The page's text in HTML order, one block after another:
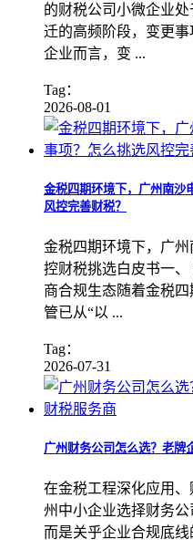
的财税公司小微企业
迁的高频阶段，变更
企业而言，变 ...
Tag：
2026-08-01
金税四期环境下，广州南沙
风控完善财税？
金税四期环境下，广
控财税挑选白皮书一
商合规生态随着金税
管已从“以 ...
Tag：
2026-07-31
广州财务公司怎么选？老牌
在金税工程深化应用
州中小企业选择财务公
而是关乎企业合规底